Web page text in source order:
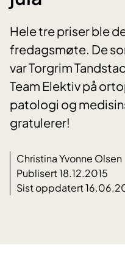
Hele tre priser ble
fredagsmøte. De
var Torgrim
Team Elektiv på
patologi og
gratulerer!
Christina Yvonne Olsen
Publisert 18.12.2015
Sist oppdatert